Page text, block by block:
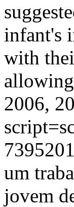
infant's
with
2006,
um
jovem